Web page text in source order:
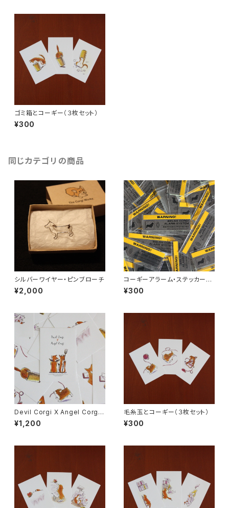
ゴミ箱とコーギー（３枚セット）
¥300
同じカテゴリの商品
シルバーワイヤー・ピンブローチ
¥2,000
コーギーアラーム・ステッカー（１
枚）
¥300
Devil Corgi X Angel Corgi
（１６枚セット）
¥1,200
毛糸玉とコーギー（３枚セット）
¥300